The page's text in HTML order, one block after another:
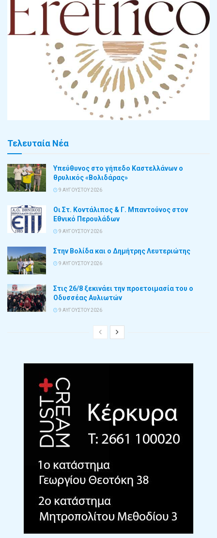
Τελευταία Νέα
Υπεύθυνος στο γήπεδο Καστελλάνων ο
θρυλικός «Βολιδάρας»
9 ΑΥΓΟΎΣΤΟΥ 2026
Οι Στ. Κοντάλιπος & Γ. Μπαντούνος στον
Εθνικό Περουλάδων
9 ΑΥΓΟΎΣΤΟΥ 2026
Στην Βολίδα και ο Δημήτρης Λευτεριώτης
9 ΑΥΓΟΎΣΤΟΥ 2026
Στις 26/8 ξεκινάει την προετοιμασία του ο
Οδυσσέας Αυλιωτών
9 ΑΥΓΟΎΣΤΟΥ 2026